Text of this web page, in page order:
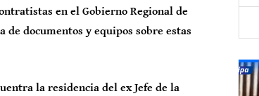
en el Gobierno Regional de
de documentos y equipos sobre estas
la residencia del ex Jefe de la